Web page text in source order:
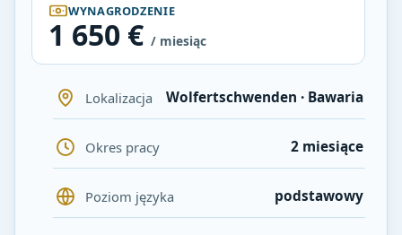
WYNAGRODZENIE
1 650 € / miesiąc
Lokalizacja Wolfertschwenden · Bawaria
Okres pracy 2 miesiące
Poziom języka podstawowy